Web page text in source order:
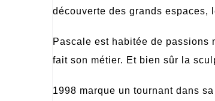
découverte des grands espaces,
Pascale est habitée de passions
fait son métier. Et bien sûr la
1998 marque un tournant dans